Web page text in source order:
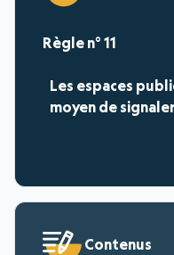
11
Les espaces
moyen de
Contenus